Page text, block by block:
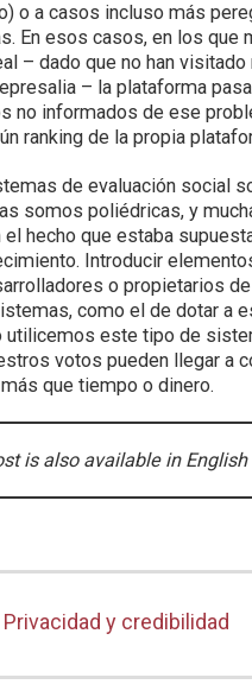
o a casos incluso más
En esos casos, en los que
– dado que no han
– la plataforma
no informados de ese
ranking de la propia
de evaluación social
somos poliédricas, y
el hecho que estaba
Introducir
o propietarios
como el de dotar a
utilicemos este tipo de
votos pueden llegar a
que tiempo o dinero.
is also available in
Privacidad y credibilidad